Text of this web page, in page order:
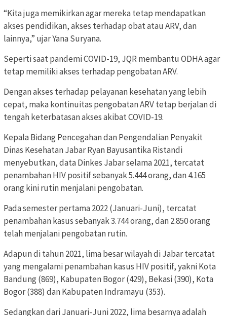
“Kita juga memikirkan agar mereka tetap mendapatkan
akses pendidikan, akses terhadap obat atau ARV, dan
lainnya,” ujar Yana Suryana.
Seperti saat pandemi COVID-19, JQR membantu ODHA agar
tetap memiliki akses terhadap pengobatan ARV.
Dengan akses terhadap pelayanan kesehatan yang lebih
cepat, maka kontinuitas pengobatan ARV tetap berjalan di
tengah keterbatasan akses akibat COVID-19.
Kepala Bidang Pencegahan dan Pengendalian Penyakit
Dinas Kesehatan Jabar Ryan Bayusantika Ristandi
menyebutkan, data Dinkes Jabar selama 2021, tercatat
penambahan HIV positif sebanyak 5.444 orang, dan 4.165
orang kini rutin menjalani pengobatan.
Pada semester pertama 2022 (Januari-Juni), tercatat
penambahan kasus sebanyak 3.744 orang, dan 2.850 orang
telah menjalani pengobatan rutin.
Adapun di tahun 2021, lima besar wilayah di Jabar tercatat
yang mengalami penambahan kasus HIV positif, yakni Kota
Bandung (869), Kabupaten Bogor (429), Bekasi (390), Kota
Bogor (388) dan Kabupaten Indramayu (353).
Sedangkan dari Januari-Juni 2022, lima besarnya adalah